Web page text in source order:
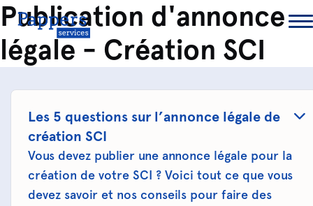
Publication d'annonce
légale - Création SCI
Les 5 questions sur l’annonce légale de
création SCI
Vous devez publier une annonce légale pour la
création de votre SCI ? Voici tout ce que vous
devez savoir et nos conseils pour faire des